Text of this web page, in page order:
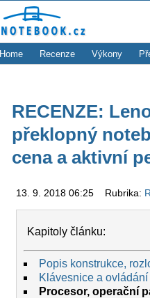
Home Recenze Výkony
RECENZE:
překlopný
cena a aktivní
13. 9. 2018 06:25 Rubrika:
Kapitoly článku:
Popis konstrukce,
Klávesnice a
Procesor, operační